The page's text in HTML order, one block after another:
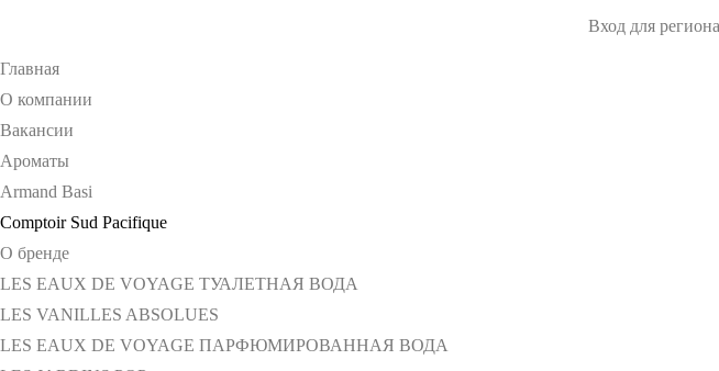
Вход для
Главная
О компании
Вакансии
Ароматы
Armand Basi
Comptoir Sud Pacifique
О бренде
LES EAUX DE VOYAGE ТУАЛЕТНАЯ ВОДА
LES VANILLES ABSOLUES
LES EAUX DE VOYAGE ПАРФЮМИРОВАННАЯ ВОДА